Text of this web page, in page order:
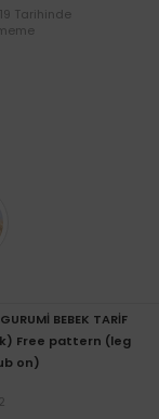
Tarihinde
BEBEK TARİF
Free pattern (leg
on)